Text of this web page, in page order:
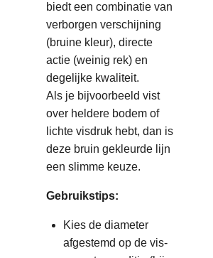
biedt een combinatie van
verborgen verschijning
(bruine kleur), directe
actie (weinig rek) en
degelijke kwaliteit.
Als je bijvoorbeeld vist
over heldere bodem of
lichte visdruk hebt, dan is
deze bruin gekleurde lijn
een slimme keuze.
Gebruikstips:
Kies de diameter
afgestemd op de vis-